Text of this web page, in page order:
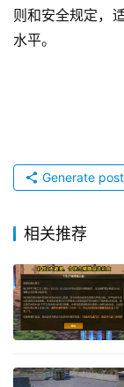
则和安全规定，
水平。
Generate
相关推荐